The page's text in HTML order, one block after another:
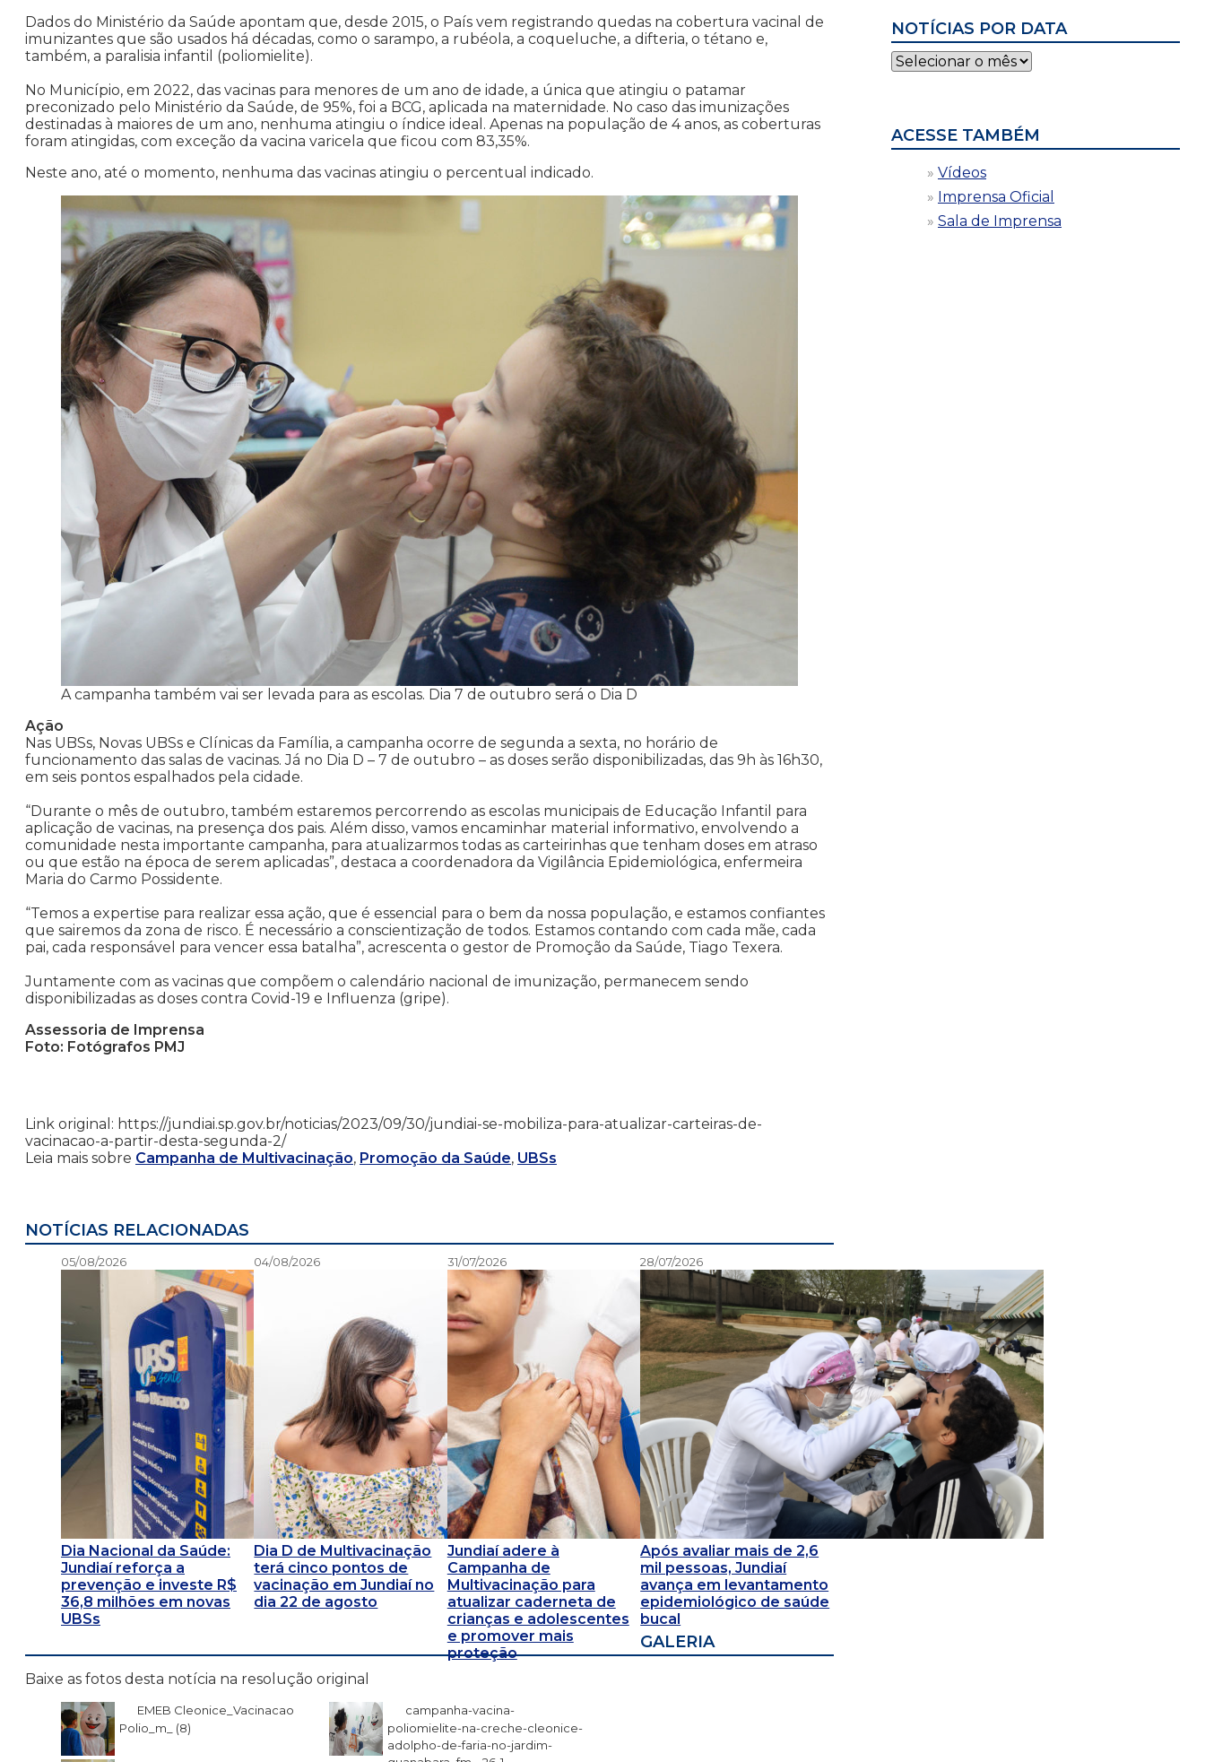
Dados do Ministério da Saúde apontam que, desde 2015, o País vem registrando quedas na cobertura vacinal de
imunizantes que são usados há décadas, como o sarampo, a rubéola, a coqueluche, a difteria, o tétano e,
também, a paralisia infantil (poliomielite).
No Município, em 2022, das vacinas para menores de um ano de idade, a única que atingiu o patamar
preconizado pelo Ministério da Saúde, de 95%, foi a BCG, aplicada na maternidade. No caso das imunizações
destinadas à maiores de um ano, nenhuma atingiu o índice ideal. Apenas na população de 4 anos, as coberturas
foram atingidas, com exceção da vacina varicela que ficou com 83,35%.
Neste ano, até o momento, nenhuma das vacinas atingiu o percentual indicado.
A campanha também vai ser levada para as escolas. Dia 7 de outubro será o Dia D
Ação
Nas UBSs, Novas UBSs e Clínicas da Família, a campanha ocorre de segunda a sexta, no horário de
funcionamento das salas de vacinas. Já no Dia D – 7 de outubro – as doses serão disponibilizadas, das 9h às 16h30,
em seis pontos espalhados pela cidade.
“Durante o mês de outubro, também estaremos percorrendo as escolas municipais de Educação Infantil para
aplicação de vacinas, na presença dos pais. Além disso, vamos encaminhar material informativo, envolvendo a
comunidade nesta importante campanha, para atualizarmos todas as carteirinhas que tenham doses em atraso
ou que estão na época de serem aplicadas”, destaca a coordenadora da Vigilância Epidemiológica, enfermeira
Maria do Carmo Possidente.
“Temos a expertise para realizar essa ação, que é essencial para o bem da nossa população, e estamos confiantes
que sairemos da zona de risco. É necessário a conscientização de todos. Estamos contando com cada mãe, cada
pai, cada responsável para vencer essa batalha”, acrescenta o gestor de Promoção da Saúde, Tiago Texera.
Juntamente com as vacinas que compõem o calendário nacional de imunização, permanecem sendo
disponibilizadas as doses contra Covid-19 e Influenza (gripe).
Assessoria de Imprensa
Foto: Fotógrafos PMJ
Link original: https://jundiai.sp.gov.br/noticias/2023/09/30/jundiai-se-mobiliza-para-atualizar-carteiras-de-
vacinacao-a-partir-desta-segunda-2/
Leia mais sobre Campanha de Multivacinação, Promoção da Saúde, UBSs
NOTÍCIAS RELACIONADAS
05/08/2026
Dia Nacional da Saúde:
Jundiaí reforça a
prevenção e investe R$
36,8 milhões em novas
UBSs
04/08/2026
Dia D de Multivacinação
terá cinco pontos de
vacinação em Jundiaí no
dia 22 de agosto
31/07/2026
Jundiaí adere à
Campanha de
Multivacinação para
atualizar caderneta de
crianças e adolescentes
e promover mais
proteção
28/07/2026
Após avaliar mais de 2,6
mil pessoas, Jundiaí
avança em levantamento
epidemiológico de saúde
bucal
GALERIA
Baixe as fotos desta notícia na resolução original
EMEB Cleonice_Vacinacao
Polio_m_ (8)
campanha-vacina-
poliomielite-na-creche-cleonice-
adolpho-de-faria-no-jardim-
NOTÍCIAS POR DATA
Notícias
por
ACESSE TAMBÉM
Vídeos
Imprensa Oficial
Sala de Imprensa